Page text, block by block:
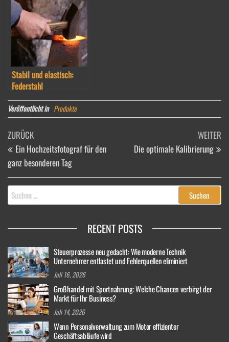
Stabil und elastisch:
Federstahl
Veröffentlicht in Produkte
Beitragsnavigation
Vorheriger
Beitrag
ZURÜCK
Ein Hochzeitsfotograf für den
ganz besonderen Tag
WEITER
Die optimale Kalibrierung
Suchen
nach:
RECENT POSTS
Steuerprozesse neu gedacht: Wie moderne Technik
Unternehmer entlastet und Fehlerquellen eliminiert
Juli 16, 2026
Großhandel mit Sportnahrung: Welche Chancen verbirgt der
Markt für Ihr Business?
Juli 14, 2026
Wenn Personalverwaltung zum Motor effizienter
Geschäftsabläufe wird